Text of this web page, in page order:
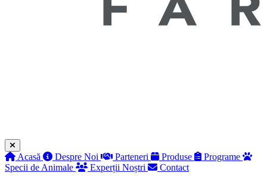
Acasă Despre Noi Parteneri Produse
Programe
Specii de Animale
Experții Noștri Contact